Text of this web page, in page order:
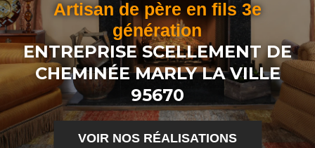
Artisan de père en fils 3e
génération
ENTREPRISE SCELLEMENT DE
CHEMINÉE MARLY LA VILLE
95670
VOIR NOS RÉALISATIONS